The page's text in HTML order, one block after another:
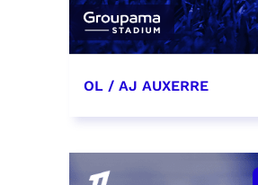
OL / AJ AUXERRE